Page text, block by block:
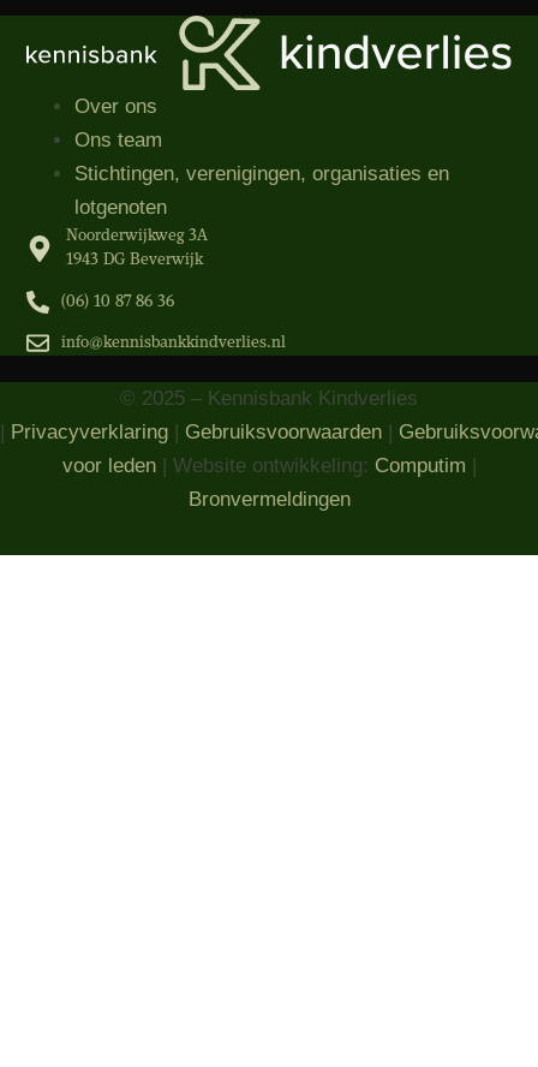
Over ons
Ons team
Stichtingen, verenigingen, organisaties​ en
lotgenoten
Noorderwijkweg 3A
1943 DG Beverwijk
(06) 10 87 86 36‬
info@kennisbankkindverlies.nl
© 2025 – Kennisbank Kindverlies
Privacyverklaring Gebruiksvoorwaarden
voor leden| Website ontwikkeling: Computim
Bronvermeldingen